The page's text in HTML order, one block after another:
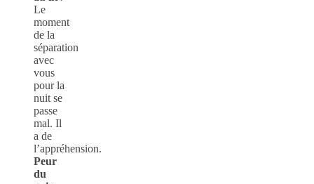
Le
moment
de la
séparation
avec
vous
pour la
nuit se
passe
mal. Il
a de
l’appréhension.
Peur
du